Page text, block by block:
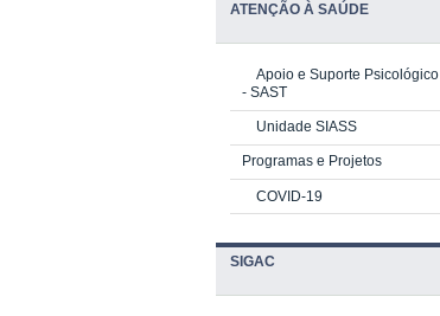
ATENÇÃO À SAÚDE
Apoio e Suporte Psicológico
- SAST
Unidade SIASS
Programas e Projetos
COVID-19
SIGAC